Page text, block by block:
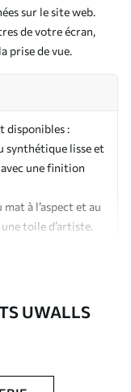
sur le site web.
de votre écran,
prise de vue.
disponibles :
synthétique lisse et
une finition
à l’aspect et au
toile d’artiste.
vernis
UWALLS